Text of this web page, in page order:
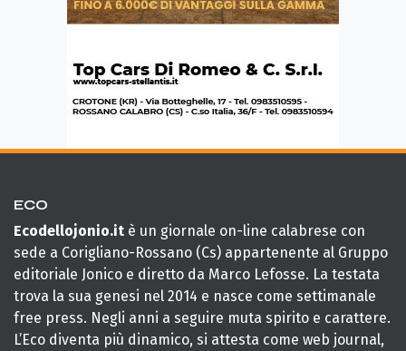
ECO
Ecodellojonio.it è un giornale on-line calabrese con
sede a Corigliano-Rossano (Cs) appartenente al Gruppo
editoriale Jonico e diretto da Marco Lefosse. La testata
trova la sua genesi nel 2014 e nasce come settimanale
free press. Negli anni a seguire muta spirito e carattere.
L’Eco diventa più dinamico, si attesta come web journal,